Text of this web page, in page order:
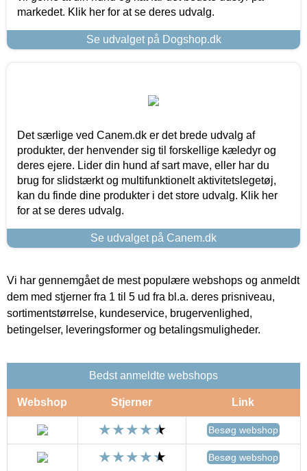
markedet. Klik her for at se deres udvalg.
Se udvalget på Dogshop.dk
Det særlige ved Canem.dk er det brede udvalg af
produkter, der henvender sig til forskellige kæledyr og
deres ejere. Lider din hund af sart mave, eller har du
brug for slidstærkt og multifunktionelt aktivitetslegetøj,
kan du finde dine produkter i det store udvalg. Klik her
for at se deres udvalg.
Se udvalget på Canem.dk
Vi har gennemgået de mest populære webshops og anmeldt
dem med stjerner fra 1 til 5 ud fra bl.a. deres prisniveau,
sortimentstørrelse, kundeservice, brugervenlighed,
betingelser, leveringsformer og betalingsmuligheder.
Bedst anmeldte webshops
Webshop Stjerner Link
Besøg webshop
Besøg webshop